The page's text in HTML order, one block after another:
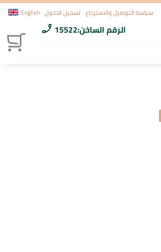
سياسة التوصيل والاسترجاع تسجيل الدخول English
الرقم الساخن:15522
phone_enabled